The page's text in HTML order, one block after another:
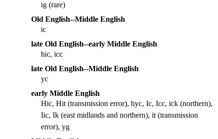
ig (rare)
Old English--Middle English
ic
late Old English--early Middle English
hic, icc
late Old English--Middle English
yc
early Middle English
Hic, Hit (transmission error), hyc, Ic, Icc, ick (northern),
Iic, Ik (east midlands and northern), it (transmission
error), yg